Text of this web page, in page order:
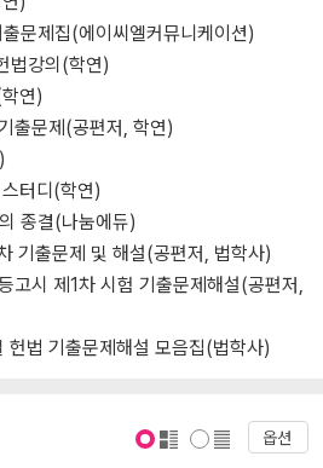
문제집(에이씨엘커뮤니케이션)
법강의(학연)
연)
출문제(공편저, 학연)
터디(학연)
종결(나눔에듀)
기출문제 및 해설(공편저, 법학사)
고시 제1차 시험 기출문제해설(공편저,
법 기출문제해설 모음집(법학사)
옵션